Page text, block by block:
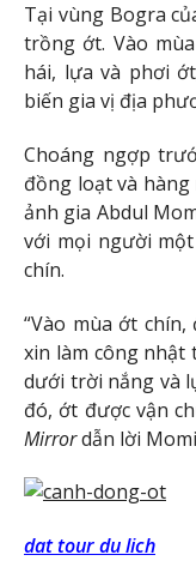
Tại vùng Bogra
trồng ớt. Vào
hái, lựa và phơi
biến gia vị địa
Choáng ngợp
đồng loạt và
ảnh gia Abdul
với mọi người
chín.
“Vào mùa ớt
xin làm công nhật
dưới trời nắng và
đó, ớt được vận
Mirrordẫn lời
dat tour du lich